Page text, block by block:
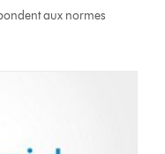
aux normes